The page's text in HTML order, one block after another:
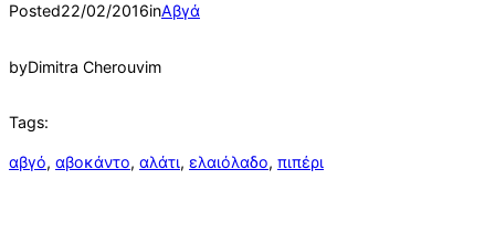
Posted22/02/2016inΑβγά
byDimitra Cherouvim
Tags:
αβγό, αβοκάντο, αλάτι, ελαιόλαδο, πιπέρι